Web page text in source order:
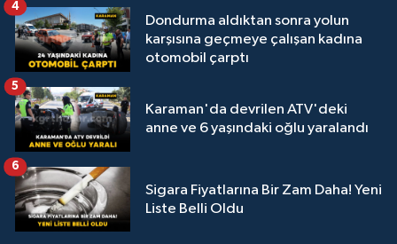
Dondurma aldıktan sonra yolun
karşısına geçmeye çalışan kadına
otomobil çarptı
4
Karaman'da devrilen ATV'deki
anne ve 6 yaşındaki oğlu yaralandı
5
Sigara Fiyatlarına Bir Zam Daha! Yeni
Liste Belli Oldu
6